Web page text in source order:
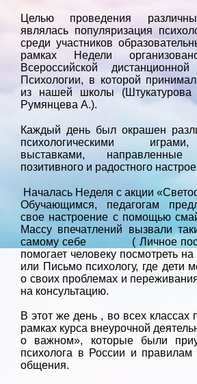
Целью проведения
являлась популяризация
среди участников
рамках Недели
Всероссийской
Психологии, в которой
из нашей школы
Румянцева А.).
Каждый день был окрашен
психологическими
выставками,
позитивного и радостного
Началась Неделя с акции
Обучающимся, педагогам
свое настроение с помощью
Массу впечатлений вызвали
самому себе ( Личное
помогает человеку посмотреть
или Письмо психологу, где дети
о своих проблемах и
на консультацию.
В этот же день , во всех классах
рамках курса внеурочной
о важном», которые были
психолога в России и правилам
общения.